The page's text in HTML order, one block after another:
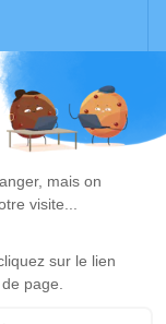
des fleurs
Toutefois
dont il
ISERE
de la
cette